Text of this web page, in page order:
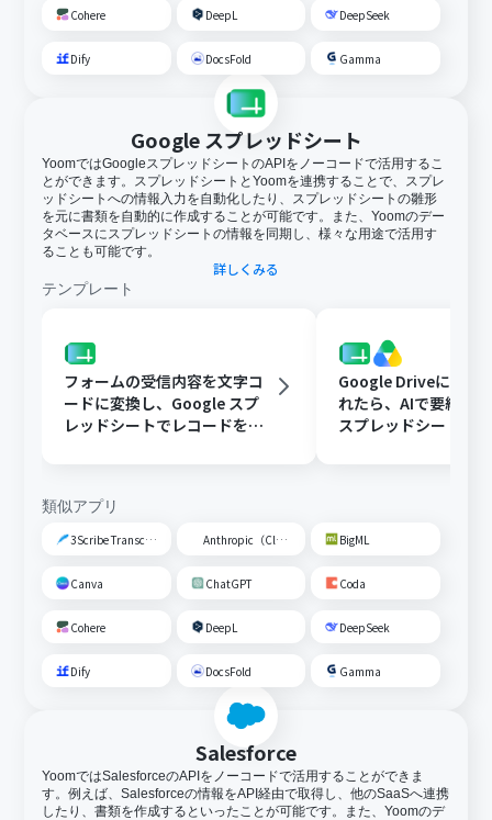
Cohere DeepL DeepSeek
Dify DocsFold Gamma
Google スプレッドシート
YoomではGoogleスプレッドシートのAPIをノーコードで活用するこ
とができます。スプレッドシートとYoomを連携することで、スプレ
ッドシートへの情報入力を自動化したり、スプレッドシートの雛形
を元に書類を自動的に作成することが可能です。また、Yoomのデー
タベースにスプレッドシートの情報を同期し、様々な用途で活用す
ることも可能です。
詳しくみる
テンプレート
フォームの受信内容を文字コ
ードに変換し、Google スプ
レッドシートでレコードを追
Google Driveに文書
れたら、AIで要約し
スプレッドシートの
類似アプリ
3Scribe Transcription Anthropic（Claude） BigML
Canva ChatGPT Coda
Cohere DeepL DeepSeek
Dify DocsFold Gamma
Salesforce
YoomではSalesforceのAPIをノーコードで活用することができま
す。例えば、Salesforceの情報をAPI経由で取得し、他のSaaSへ連携
したり、書類を作成するといったことが可能です。また、Yoomのデ